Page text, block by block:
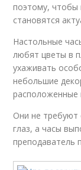
поэтому, чтобы
становятся
Настольные
любят цветы в
ухаживать
небольшие
расположенные
Они не требуют
глаз, а часы
преподаватель